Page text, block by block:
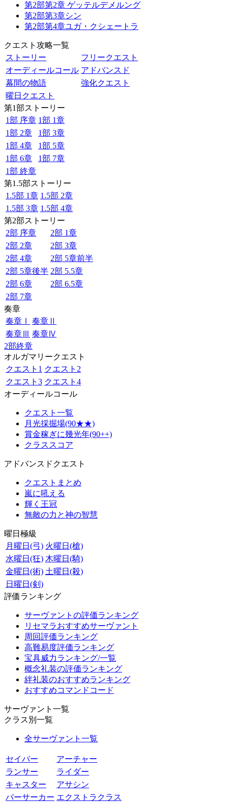
第2部第2章 ゲッテルデメルング
第2部第3章シン
第2部第4章ユガ・クシェートラ
クエスト攻略一覧
ストーリー
フリークエスト
オーディールコール アドバンスド
幕間の物語
強化クエスト
曜日クエスト
第1部ストーリー
1部 序章 1部 1章
1部 2章
1部 3章
1部 4章
1部 5章
1部 6章
1部 7章
1部 終章
第1.5部ストーリー
1.5部 1章 1.5部 2章
1.5部 3章 1.5部 4章
第2部ストーリー
2部 序章
2部 1章
2部 2章
2部 3章
2部 4章
2部 5章前半
2部 5章後半 2部 5.5章
2部 6章
2部 6.5章
2部 7章
奏章
奏章Ⅰ
奏章Ⅱ
奏章Ⅲ 奏章Ⅳ
2部終章
オルガマリークエスト
クエスト1 クエスト2
クエスト3 クエスト4
オーディールコール
クエスト一覧
月光採掘場(90★★)
賞金稼ぎに幾光年(90++)
クラススコア
アドバンスドクエスト
クエストまとめ
嵐に吼える
輝く王冠
無敵の力と神の智慧
曜日極級
月曜日(弓) 火曜日(槍)
水曜日(狂) 木曜日(騎)
金曜日(術) 土曜日(殺)
日曜日(剣)
評価ランキング
サーヴァントの評価ランキング
リセマラおすすめサーヴァント
周回評価ランキング
高難易度評価ランキング
宝具威力ランキング/一覧
概念礼装の評価ランキング
絆礼装のおすすめランキング
おすすめコマンドコード
サーヴァント一覧
クラス別一覧
全サーヴァント一覧
セイバー
アーチャー
ランサー
ライダー
キャスター
アサシン
バーサーカー エクストラクラス